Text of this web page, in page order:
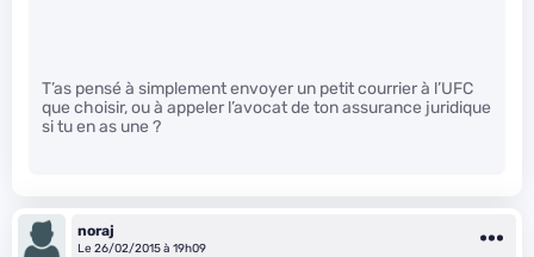
T’as pensé à simplement envoyer un petit courrier à l’UFC
que choisir, ou à appeler l’avocat de ton assurance juridique
si tu en as une ?
noraj
Le 26/02/2015 à 19h09